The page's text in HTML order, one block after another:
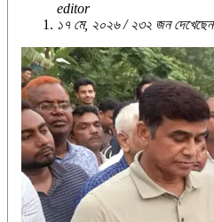
editor
১৭ মে, ২০২৬ / ২৩২ জন দেখেছেন